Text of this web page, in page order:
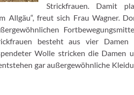
Strickfrauen. Damit
Allgäu“, freut sich Frau Wagner.
besteht aus vier
Wolle stricken die Damen
gar außergewöhnliche